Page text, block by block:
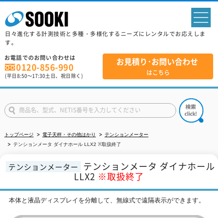
日々進化する計測技術と多種・多様化するニーズにレンタルでお応えしま
す。
お電話でのお問い合わせは
0120-856-990
(平日8:50～17:30土日、祝日除く)
お見積り･お問い合わせ
はこちら
トップページ 電子天秤・その他はかり
テンションメーター
テンションメータ ダイナホール LLX2 ※取扱終了
テンションメーター テンションメータ ダイナホール
LLX2 ※取扱終了
本体と液晶ディスプレイを分離して、無線式で遠隔表示ができます。